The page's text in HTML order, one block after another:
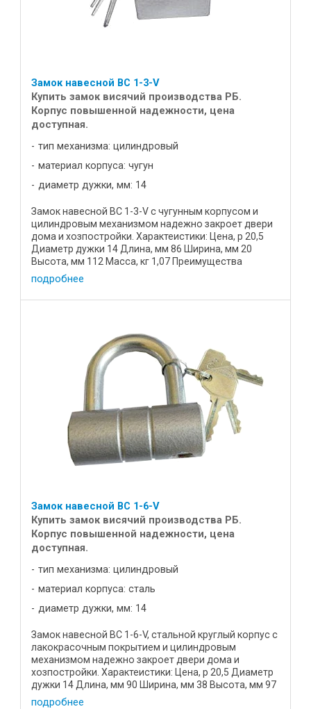
Замок навесной ВС 1-3-V
Купить замок висячий производства РБ.
Корпус повышенной надежности, цена
доступная.
тип механизма: цилиндровый
материал корпуса: чугун
диаметр дужки, мм: 14
Замок навесной ВС 1-3-V с чугунным корпусом и
цилиндровым механизмом надежно закроет двери
дома и хозпостройки. Характеистики: Цена, р 20,5
Диаметр дужки 14 Длина, мм 86 Ширина, мм 20
Высота, мм 112 Масса, кг 1,07 Преимущества
устройства: Корпус ...
подробнее
Замок навесной ВС 1-6-V
Купить замок висячий производства РБ.
Корпус повышенной надежности, цена
доступная.
тип механизма: цилиндровый
материал корпуса: сталь
диаметр дужки, мм: 14
Замок навесной ВС 1-6-V, стальной круглый корпус с
лакокрасочным покрытием и цилиндровым
механизмом надежно закроет двери дома и
хозпостройки. Характеистики: Цена, р 20,5 Диаметр
дужки 14 Длина, мм 90 Ширина, мм 38 Высота, мм 97
Масса, кг 0,95 ...
подробнее